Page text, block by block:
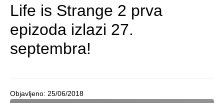
Life is Strange 2 prva
epizoda izlazi 27.
septembra!
Objavljeno: 25/06/2018